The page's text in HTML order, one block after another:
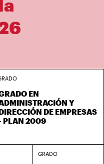
EN
Y
DE EMPRESAS
PLAN 2009
GRADO